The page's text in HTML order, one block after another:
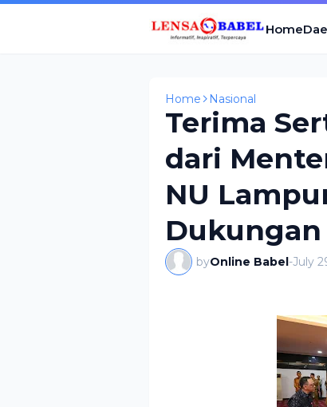
Home
Home Nasional
Terima
dari
NU
Dukungan
byOnline Babel-July